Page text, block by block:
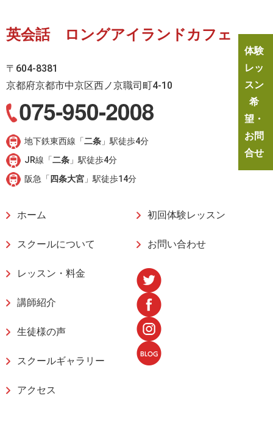
英会話 ロングアイランドカフェ
〒604-8381
京都府京都市中京区西ノ京職司町4-10
地下鉄東西線「二条 」駅徒歩4分
JR線「二条 」駅徒歩4分
阪急「 四条大宮 」駅徒歩14分
ホーム
スクールについて
レッスン・料金
講師紹介
生徒様の声
スクールギャラリー
アクセス
初回体験レッスン
お問い合わせ
体験
レッ
スン
希
望・
お問
合せ